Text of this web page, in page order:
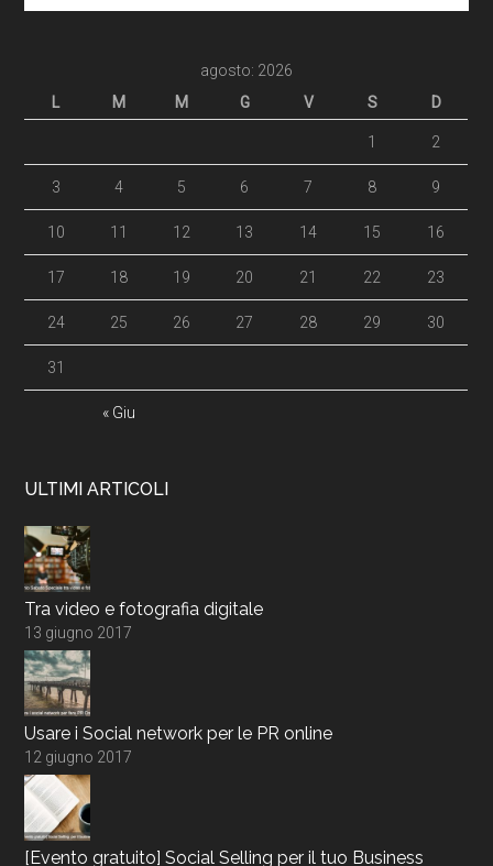
agosto: 2026
L
M M G V S D
« Giu
1 2
3 4 5 6 7 8 9
10 11 12 13 14 15 16
17 18 19 20 21 22 23
24 25 26 27 28 29 30
31
ULTIMI ARTICOLI
Tra video e fotografia digitale
13 giugno 2017
Usare i Social network per le PR online
12 giugno 2017
[Evento gratuito] Social Selling per il tuo Business